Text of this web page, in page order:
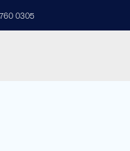
760 0305